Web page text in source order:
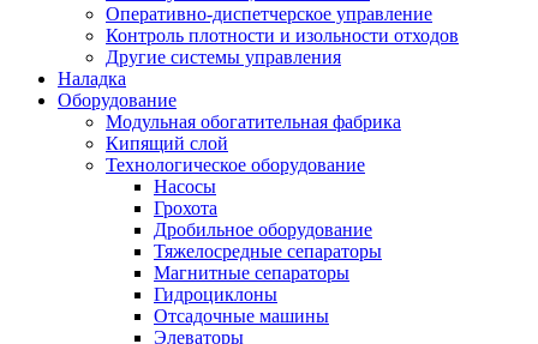
Оперативно-диспетчерское управление
Контроль плотности и изольности отходов
Другие системы управления
Наладка
Оборудование
Модульная обогатительная фабрика
Кипящий слой
Технологическое оборудование
Насoсы
Грохота
Дробильное оборудование
Тяжелосредные сепараторы
Магнитные сепараторы
Гидроциклоны
Отсадочные машины
Элеваторы